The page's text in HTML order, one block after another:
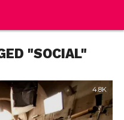
"SOCIAL"
4.8K